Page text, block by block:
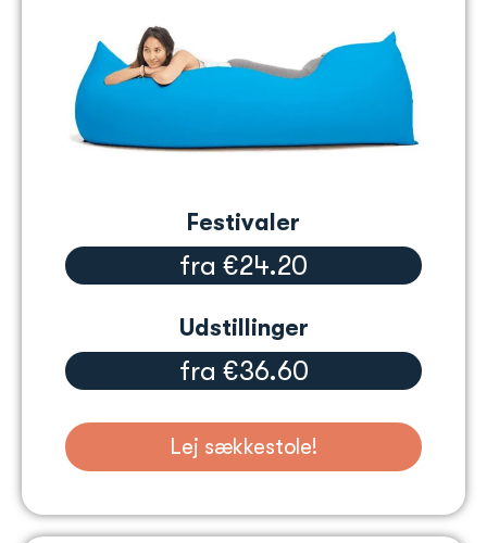
Festivaler
fra €24.20
Udstillinger
fra €36.60
Lej sækkestole!